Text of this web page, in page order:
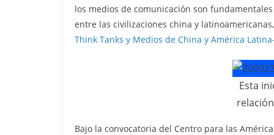
los medios de comunicación son
entre las civilizaciones china y
Think Tanks y Medios de China y América
Esta
Bajo la convocatoria del Centro para las